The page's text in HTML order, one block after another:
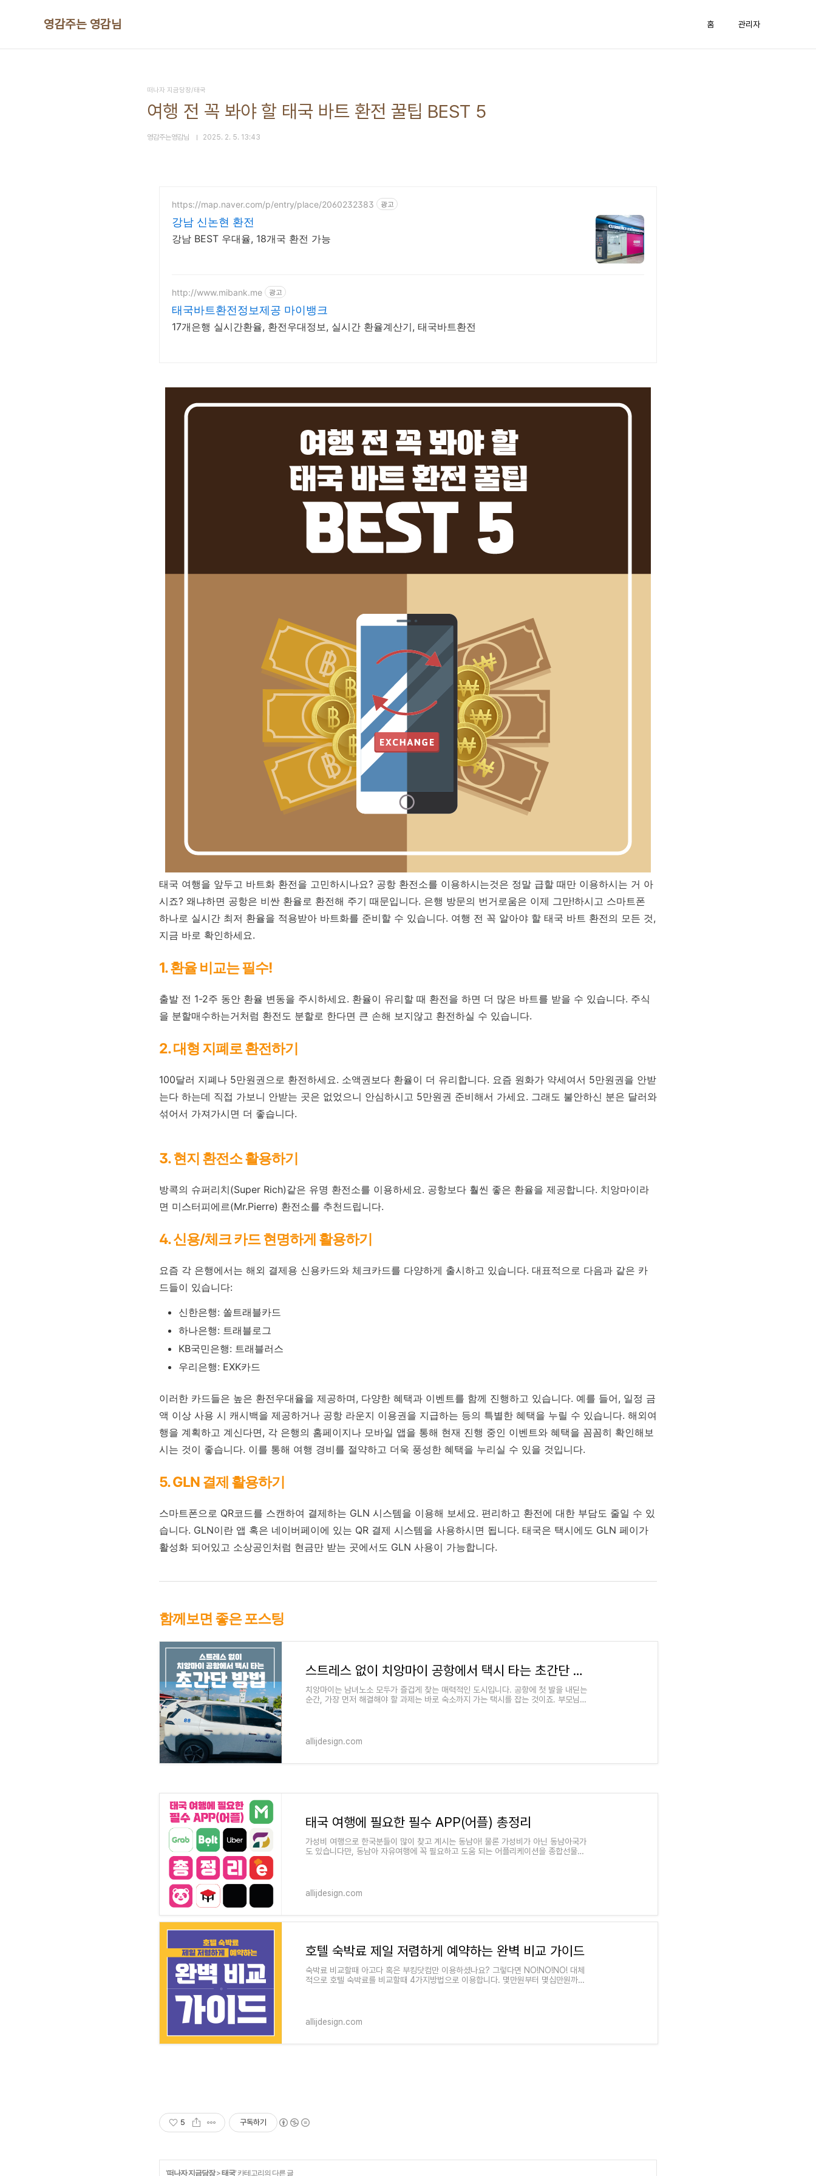
영감주는 영감님 홈 관리자
떠나자 지금당장/태국
여행 전 꼭 봐야 할 태국 바트 환전 꿀팁 BEST 5
영감주는영감님 2025. 2. 5. 13:43
https://map.naver.com/p/entry/place/2060232383 광고
강남 신논현 환전
강남 BEST 우대율, 18개국 환전 가능
http://www.mibank.me 광고
태국바트환전정보제공 마이뱅크
17개은행 실시간환율, 환전우대정보, 실시간 환율계산기, 태국바트환전
태국 여행을 앞두고 바트화 환전을 고민하시나요? 공항 환전소를 이용하시는것은 정말 급할 때만 이용하시는 거 아
시죠? 왜냐하면 공항은 비싼 환율로 환전해 주기 때문입니다. 은행 방문의 번거로움은 이제 그만!하시고 스마트폰
하나로 실시간 최저 환율을 적용받아 바트화를 준비할 수 있습니다. 여행 전 꼭 알아야 할 태국 바트 환전의 모든 것,
지금 바로 확인하세요.
1. 환율 비교는 필수!
출발 전 1-2주 동안 환율 변동을 주시하세요. 환율이 유리할 때 환전을 하면 더 많은 바트를 받을 수 있습니다. 주식
을 분할매수하는거처럼 환전도 분할로 한다면 큰 손해 보지않고 환전하실 수 있습니다.
2. 대형 지폐로 환전하기
100달러 지폐나 5만원권으로 환전하세요. 소액권보다 환율이 더 유리합니다. 요즘 원화가 약세여서 5만원권을 안받
는다 하는데 직접 가보니 안받는 곳은 없었으니 안심하시고 5만원권 준비해서 가세요. 그래도 불안하신 분은 달러와
섞어서 가져가시면 더 좋습니다.
3. 현지 환전소 활용하기
방콕의 슈퍼리치(Super Rich)같은 유명 환전소를 이용하세요. 공항보다 훨씬 좋은 환율을 제공합니다. 치앙마이라
면 미스터피에르(Mr.Pierre) 환전소를 추천드립니다.
4. 신용/체크 카드 현명하게 활용하기
요즘 각 은행에서는 해외 결제용 신용카드와 체크카드를 다양하게 출시하고 있습니다. 대표적으로 다음과 같은 카
드들이 있습니다:
신한은행: 쏠트래블카드
하나은행: 트래블로그
KB국민은행: 트래블러스
우리은행: EXK카드
이러한 카드들은 높은 환전우대율을 제공하며, 다양한 혜택과 이벤트를 함께 진행하고 있습니다. 예를 들어, 일정 금
액 이상 사용 시 캐시백을 제공하거나 공항 라운지 이용권을 지급하는 등의 특별한 혜택을 누릴 수 있습니다. 해외여
행을 계획하고 계신다면, 각 은행의 홈페이지나 모바일 앱을 통해 현재 진행 중인 이벤트와 혜택을 꼼꼼히 확인해보
시는 것이 좋습니다. 이를 통해 여행 경비를 절약하고 더욱 풍성한 혜택을 누리실 수 있을 것입니다.
5. GLN 결제 활용하기
스마트폰으로 QR코드를 스캔하여 결제하는 GLN 시스템을 이용해 보세요. 편리하고 환전에 대한 부담도 줄일 수 있
습니다. GLN이란 앱 혹은 네이버페이에 있는 QR 결제 시스템을 사용하시면 됩니다. 태국은 택시에도 GLN 페이가
활성화 되어있고 소상공인처럼 현금만 받는 곳에서도 GLN 사용이 가능합니다.
함께보면 좋은 포스팅
스트레스 없이 치앙마이 공항에서 택시 타는 초간단 방법
치앙마이는 남녀노소 모두가 즐겁게 찾는 매력적인 도시입니다. 공항에 첫 발을 내딛는
순간, 가장 먼저 해결해야 할 과제는 바로 숙소까지 가는 택시를 잡는 것이죠. 부모님을
allijdesign.com
태국 여행에 필요한 필수 APP(어플) 총정리
가성비 여행으로 한국분들이 많이 찾고 계시는 동남아! 물론 가성비가 아닌 동남아국가
도 있습니다만, 동남아 자유여행에 꼭 필요하고 도움 되는 어플리케이션을 종합선물세
allijdesign.com
호텔 숙박료 제일 저렴하게 예약하는 완벽 비교 가이드
숙박료 비교할때 아고다 혹은 부킹닷컴만 이용하셨나요? 그렇다면 NO!NO!NO! 대체
적으로 호텔 숙박료를 비교할때 4가지방법으로 이용합니다. 몇만원부터 몇십만원까지
allijdesign.com
5 구독하기
'떠나자 지금당장>태국' 카테고리의 다른 글